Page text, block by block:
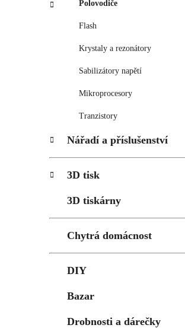
Polovodiče
Flash
Krystaly a rezonátory
Sabilizátory napětí
Mikroprocesory
Tranzistory
Nářadí a příslušenství
3D tisk
3D tiskárny
Chytrá domácnost
DIY
Bazar
Drobnosti a dárečky